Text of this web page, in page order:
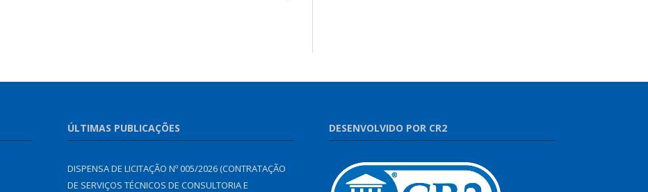
ÚLTIMAS PUBLICAÇÕES
DISPENSA DE LICITAÇÃO Nº 005/2026 (CONTRATAÇÃO
DE SERVIÇOS TÉCNICOS DE CONSULTORIA E
DESENVOLVIDO POR CR2